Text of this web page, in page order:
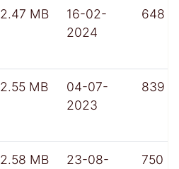
2.47 MB
16-02-
2024
648
2.55 MB
04-07-
2023
839
2.58 MB
23-08-
750